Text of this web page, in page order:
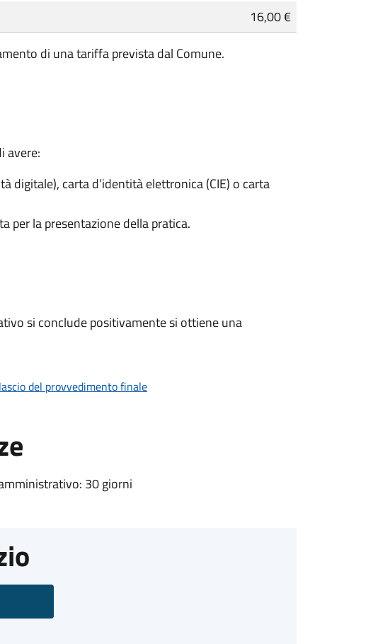
16,00 €
di una tariffa prevista dal Comune.
avere:
digitale), carta d’identità elettronica (CIE) o carta
per la presentazione della pratica.
si conclude positivamente si ottiene una
del provvedimento finale
30 giorni